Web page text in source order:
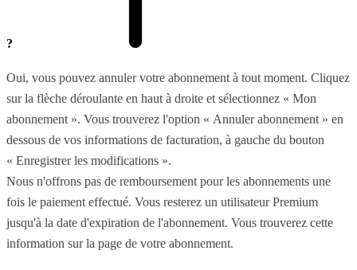
?
Oui, vous pouvez annuler votre abonnement à tout moment. Cliquez
sur la flèche déroulante en haut à droite et sélectionnez « Mon
abonnement ». Vous trouverez l'option « Annuler abonnement » en
dessous de vos informations de facturation, à gauche du bouton
« Enregistrer les modifications ».
Nous n'offrons pas de remboursement pour les abonnements une
fois le paiement effectué. Vous resterez un utilisateur Premium
jusqu'à la date d'expiration de l'abonnement. Vous trouverez cette
information sur la page de votre abonnement.